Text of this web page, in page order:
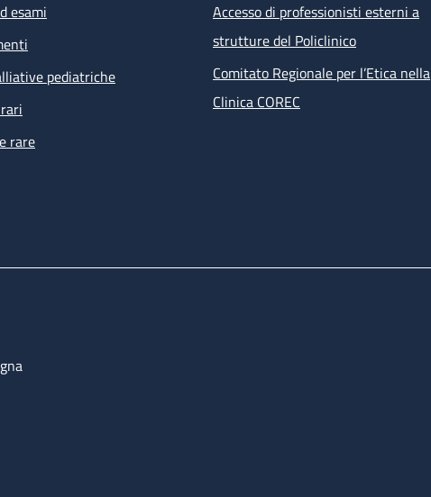
esami
pediatriche
rare
Accesso di professionisti esterni a
strutture del Policlinico
Comitato Regionale per l’Etica nella
Clinica COREC